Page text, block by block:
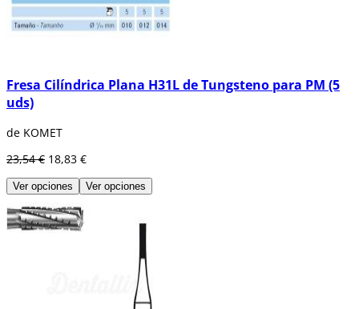
Fresa Cilíndrica Plana H31L de Tungsteno para PM (5
uds)
de KOMET
23,54 € 18,83 €
Ver opciones Ver opciones